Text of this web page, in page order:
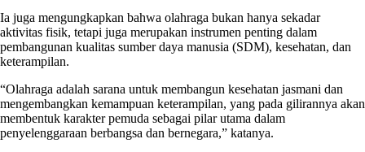
Ia juga mengungkapkan bahwa olahraga bukan hanya sekadar
aktivitas fisik, tetapi juga merupakan instrumen penting dalam
pembangunan kualitas sumber daya manusia (SDM), kesehatan, dan
keterampilan.
“Olahraga adalah sarana untuk membangun kesehatan jasmani dan
mengembangkan kemampuan keterampilan, yang pada gilirannya akan
membentuk karakter pemuda sebagai pilar utama dalam
penyelenggaraan berbangsa dan bernegara,” katanya.